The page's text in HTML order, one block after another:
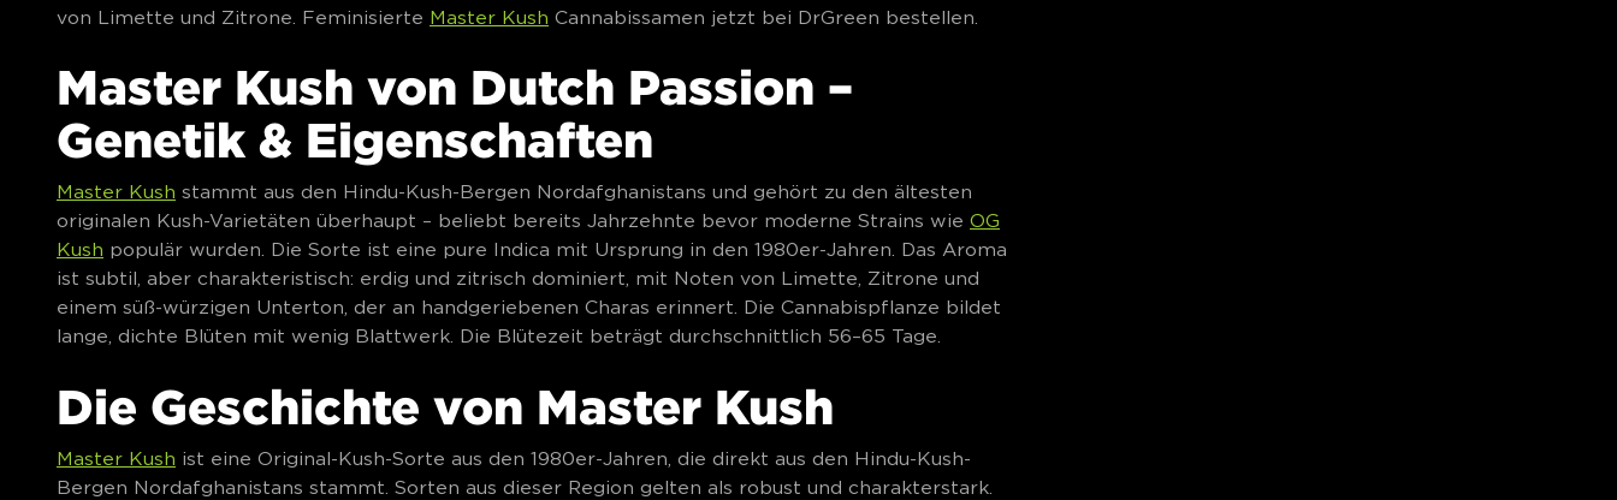
von Limette und Zitrone. Feminisierte Master Kush Cannabissamen jetzt bei DrGreen bestellen.
Master Kush von Dutch Passion –
Genetik & Eigenschaften
Master Kush stammt aus den Hindu-Kush-Bergen Nordafghanistans und gehört zu den ältesten
originalen Kush-Varietäten überhaupt – beliebt bereits Jahrzehnte bevor moderne Strains wie OG
Kush populär wurden. Die Sorte ist eine pure Indica mit Ursprung in den 1980er-Jahren. Das Aroma
ist subtil, aber charakteristisch: erdig und zitrisch dominiert, mit Noten von Limette, Zitrone und
einem süß-würzigen Unterton, der an handgeriebenen Charas erinnert. Die Cannabispflanze bildet
lange, dichte Blüten mit wenig Blattwerk. Die Blütezeit beträgt durchschnittlich 56–65 Tage.
Die Geschichte von Master Kush
Master Kush ist eine Original-Kush-Sorte aus den 1980er-Jahren, die direkt aus den Hindu-Kush-
Bergen Nordafghanistans stammt. Sorten aus dieser Region gelten als robust und charakterstark.